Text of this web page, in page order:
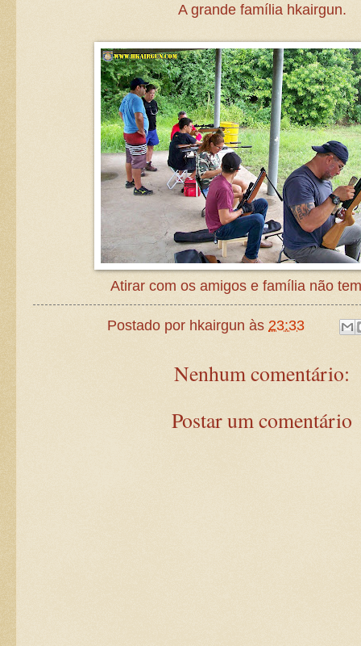
A grande família hkairgun.
Atirar com os amigos e família não
Postado por hkairgun às 23:33
Nenhum comentário:
Postar um comentário